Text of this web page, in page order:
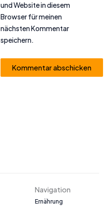
und Website in diesem
Browser für meinen
nächsten Kommentar
speichern.
Navigation
Ernährung